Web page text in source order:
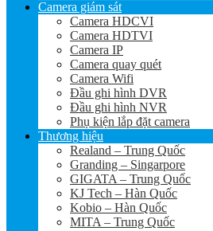
Camera giám sát
Camera HDCVI
Camera HDTVI
Camera IP
Camera quay quét
Camera Wifi
Đầu ghi hình DVR
Đầu ghi hình NVR
Phụ kiện lắp đặt camera
Thương hiệu
Realand – Trung Quốc
Granding – Singarpore
GIGATA – Trung Quốc
KJ Tech – Hàn Quốc
Kobio – Hàn Quốc
MITA – Trung Quốc